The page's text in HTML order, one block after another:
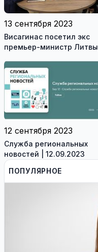
13 сентября 2023
Висагинас посетил экс
премьер-министр Литвы,
Буткявичюс (видео)
12 сентября 2023
Служба региональных
новостей | 12.09.2023
ПОПУЛЯРНОЕ